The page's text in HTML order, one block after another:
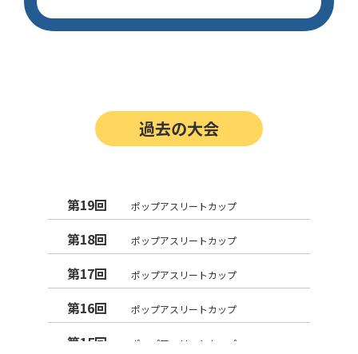
過去の大会
第19回 ポップアスリートカップ
第18回 ポップアスリートカップ
第17回 ポップアスリートカップ
第16回 ポップアスリートカップ
第15回 ポップアスリートカップ